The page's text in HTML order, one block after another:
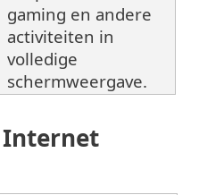
gaming en andere
activiteiten in
volledige
schermweergave.
Internet